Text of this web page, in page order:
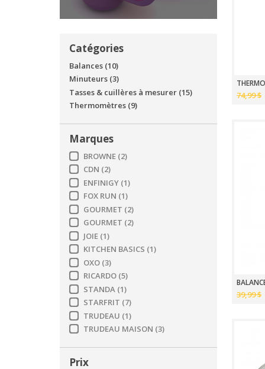
Catégories
Balances (10)
Minuteurs (3)
Tasses & cuillères à mesurer (15)
Thermomètres (9)
Marques
BROWNE (2)
CDN (2)
ENFINIGY (1)
FOX RUN (1)
GOURMET (2)
GOURMET (2)
JOIE (1)
KITCHEN BASICS (1)
OXO (3)
RICARDO (5)
STANDA (1)
STARFRIT (7)
TRUDEAU (1)
TRUDEAU MAISON (3)
Prix
74,99 $
39,99 $